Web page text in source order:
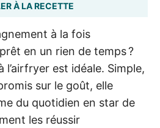
À LA RECETTE
à la fois
en un rien de temps ?
est idéale. Simple,
sur le goût, elle
du quotidien en star de
les réussir